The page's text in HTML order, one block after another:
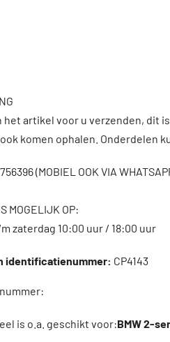
het artikel voor u verzenden, dit is
komen ophalen. Onderdelen
(MOBIEL OOK VIA
MOGELIJK OP:
zaterdag 10:00 uur / 18:00 uur
identificatienummer: CP4143
is o.a. geschikt voor:BMW 2-